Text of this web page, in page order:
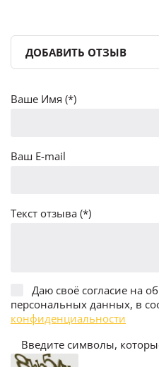
ДОБАВИТЬ ОТЗЫВ
Ваше Имя (*)
Ваш E-mail
Текст отзыва (*)
Даю своё согласие на
персональных данных, в
конфиденциальности
Введите символы,